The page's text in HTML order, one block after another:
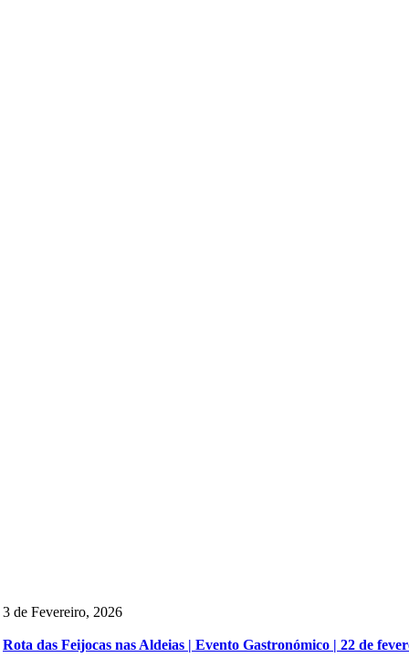
3 de Fevereiro, 2026
Rota das Feijocas nas Aldeias | Evento Gastronómico | 22 de